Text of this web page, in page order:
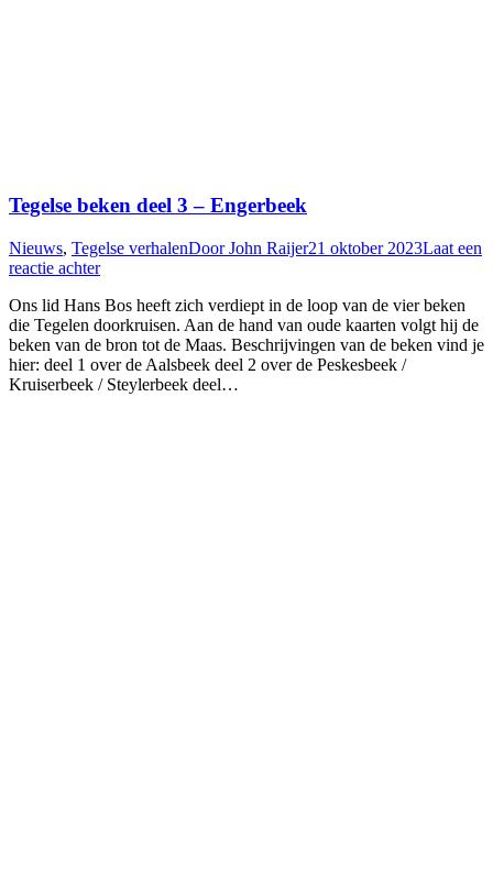
Tegelse beken deel 3 – Engerbeek
Nieuws, Tegelse verhalenDoorJohn Raijer21 oktober 2023Laat een
reactie achter
Ons lid Hans Bos heeft zich verdiept in de loop van de vier beken
die Tegelen doorkruisen. Aan de hand van oude kaarten volgt hij de
beken van de bron tot de Maas. Beschrijvingen van de beken vind je
hier: deel 1 over de Aalsbeek deel 2 over de Peskesbeek /
Kruiserbeek / Steylerbeek deel…